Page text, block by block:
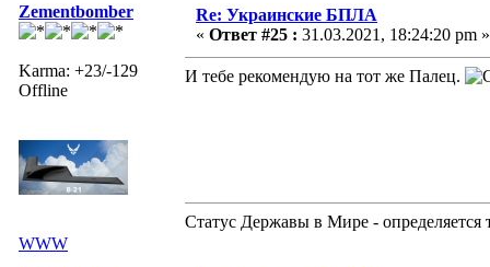
Zementbomber
Karma: +23/-129
Offline
WWW
Re: Украинские БПЛА
« Ответ #25 : 31.03.2021, 18:24:20 pm »
И тебе рекомендую на тот же Палец.
Статус Державы в Мире - определяется